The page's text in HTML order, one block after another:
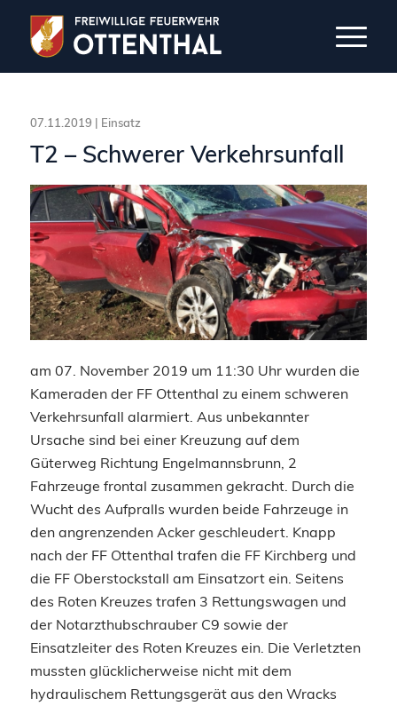
07.11.2019 | Einsatz
T2 – Schwerer Verkehrsunfall
am 07. November 2019 um 11:30 Uhr wurden die
Kameraden der FF Ottenthal zu einem schweren
Verkehrsunfall alarmiert. Aus unbekannter
Ursache sind bei einer Kreuzung auf dem
Güterweg Richtung Engelmannsbrunn, 2
Fahrzeuge frontal zusammen gekracht. Durch die
Wucht des Aufpralls wurden beide Fahrzeuge in
den angrenzenden Acker geschleudert. Knapp
nach der FF Ottenthal trafen die FF Kirchberg und
die FF Oberstockstall am Einsatzort ein. Seitens
des Roten Kreuzes trafen 3 Rettungswagen und
der Notarzthubschrauber C9 sowie der
Einsatzleiter des Roten Kreuzes ein. Die Verletzten
mussten glücklicherweise nicht mit dem
hydraulischem Rettungsgerät aus den Wracks